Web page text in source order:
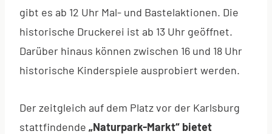
gibt es ab 12 Uhr Mal- und Bastelaktionen. Die
historische Druckerei ist ab 13 Uhr geöffnet.
Darüber hinaus können zwischen 16 und 18 Uhr
historische Kinderspiele ausprobiert werden.
Der zeitgleich auf dem Platz vor der Karlsburg
stattfindende „Naturpark-Markt“ bietet